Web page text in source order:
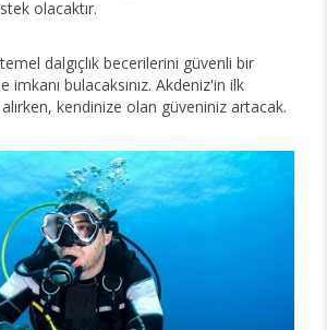
olacaktır.
dalgıçlık becerilerini güvenli bir
bulacaksınız. Akdeniz'in ilk
kendinize olan güveniniz artacak.